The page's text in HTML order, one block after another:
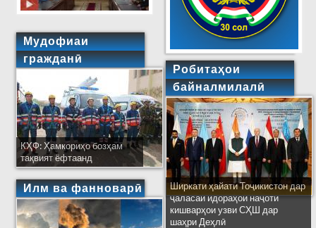
Мудофиаи
гражданӣ
КҲФ: Ҳамкориҳо бозҳам
тақвият ёфтаанд
Илм ва фанноварӣ
Робитаҳои
байналмилалӣ
Ширкати ҳайати Тоҷикистон дар
ҷаласаи идораҳои наҷоти
кишварҳои узви СҲШ дар
шаҳри Деҳлӣ